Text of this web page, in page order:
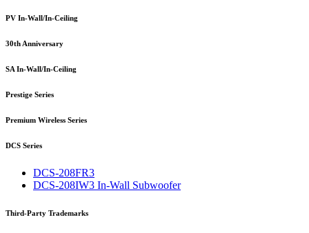
PV In-Wall/In-Ceiling
30th Anniversary
SA In-Wall/In-Ceiling
Prestige Series
Premium Wireless Series
DCS Series
DCS-208FR3
DCS-208IW3 In-Wall Subwoofer
Third-Party Trademarks